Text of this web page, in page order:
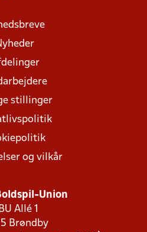
stillinger
og vilkår
Union
Allé 1
Brøndby